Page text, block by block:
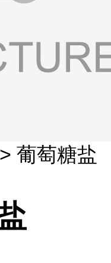
> 葡萄糖盐